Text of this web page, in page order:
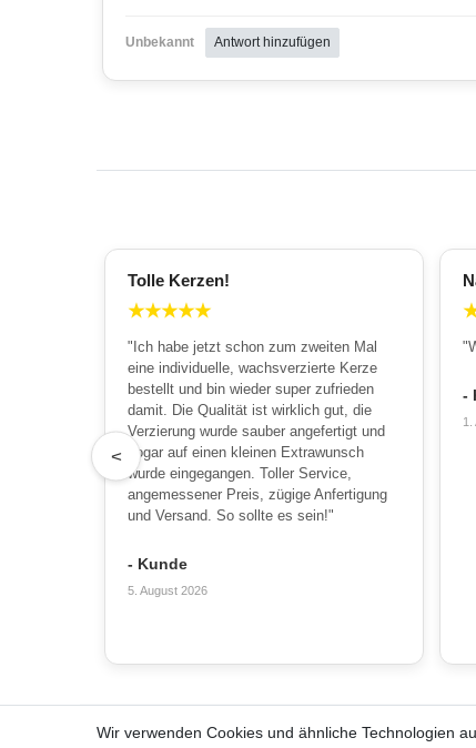
Unbekannt Antwort hinzufügen
Tolle Kerzen!
★★★★★
"Ich habe jetzt schon zum zweiten Mal
eine individuelle, wachsverzierte Kerze
bestellt und bin wieder super zufrieden
damit. Die Qualität ist wirklich gut, die
Verzierung wurde sauber angefertigt und
sogar auf einen kleinen Extrawunsch
wurde eingegangen. Toller Service,
angemessener Preis, zügige Anfertigung
und Versand. So sollte es sein!"
- Kunde
5. August 2026
-
1.
<
Wir verwenden Cookies und ähnliche Technologien